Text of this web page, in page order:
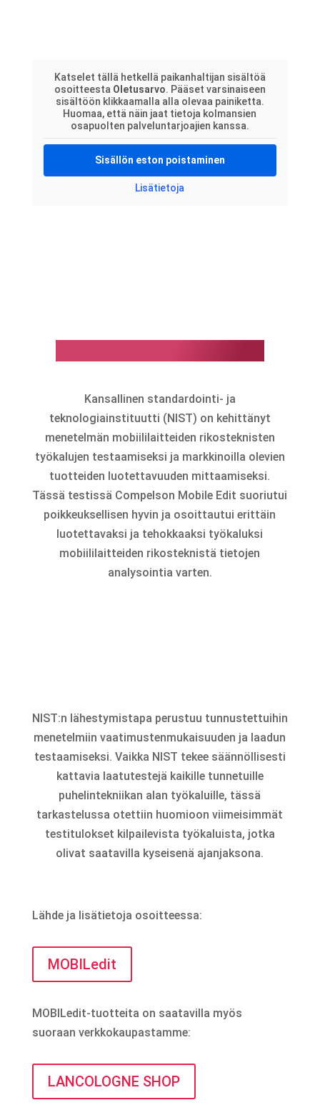
Katselet tällä hetkellä paikanhaltijan sisältöä
osoitteesta Oletusarvo. Pääset varsinaiseen
sisältöön klikkaamalla alla olevaa painiketta.
Huomaa, että näin jaat tietoja kolmansien
osapuolten palveluntarjoajien kanssa.
Sisällön eston poistaminen
Lisätietoja
Kansallinen standardointi- ja
teknologiainstituutti (NIST) on kehittänyt
menetelmän mobiililaitteiden rikosteknisten
työkalujen testaamiseksi ja markkinoilla olevien
tuotteiden luotettavuuden mittaamiseksi.
Tässä testissä Compelson Mobile Edit suoriutui
poikkeuksellisen hyvin ja osoittautui erittäin
luotettavaksi ja tehokkaaksi työkaluksi
mobiililaitteiden rikosteknistä tietojen
analysointia varten.
NIST:n lähestymistapa perustuu tunnustettuihin
menetelmiin vaatimustenmukaisuuden ja laadun
testaamiseksi. Vaikka NIST tekee säännöllisesti
kattavia laatutestejä kaikille tunnetuille
puhelintekniikan alan työkaluille, tässä
tarkastelussa otettiin huomioon viimeisimmät
testitulokset kilpailevista työkaluista, jotka
olivat saatavilla kyseisenä ajanjaksona.
Lähde ja lisätietoja osoitteessa:
MOBILedit
MOBILedit-tuotteita on saatavilla myös
suoraan verkkokaupastamme:
LANCOLOGNE SHOP